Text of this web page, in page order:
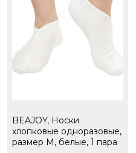
BEAJOY, Носки
хлопковые одноразовые,
размер M, белые, 1 пара